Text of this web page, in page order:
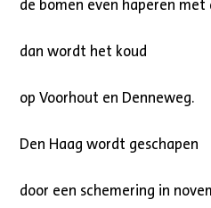
de bomen even haperen met
dan wordt het koud
op Voorhout en Denneweg.
Den Haag wordt geschapen
door een schemering in